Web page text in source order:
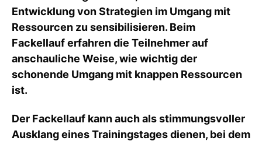
Entwicklung von Strategien im Umgang mit
Ressourcen zu sensibilisieren. Beim
Fackellauf erfahren die Teilnehmer auf
anschauliche Weise, wie wichtig der
schonende Umgang mit knappen Ressourcen
ist.
Der Fackellauf kann auch als stimmungsvoller
Ausklang eines Trainingstages dienen, bei dem